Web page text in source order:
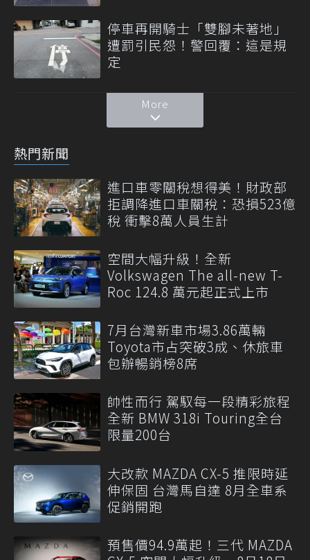
停車再開騎士「雙腳未著地」
遭罰引民怨！警回覆：這是規
定
More
熱門新聞
進口車零關稅想得美！財政部
拒調降進口車關稅：恐損523億
稅 衝擊8萬人員生計
空間大幅升級！全新
Volkswagen The all-new T-
Roc 124.8 萬元起正式上市
7月台灣新車市場3.86萬輛
Toyota市占突破3成、休旅車
包辦暢銷榜8席
帥性而行 駕馭每一段精彩旅程
全新 BMW 318i Touring全台
限量200台
大改款 MAZDA CX-5 推限時延
伸保固 台灣馬自達 8月全車系
促銷開跑
預售價94.9萬起！三代 MAZDA